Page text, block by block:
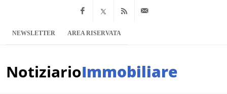
Facebook
x.com Feed RSS
NEWSLETTER AREA RISERVATA
NotiziarioImmobiliare